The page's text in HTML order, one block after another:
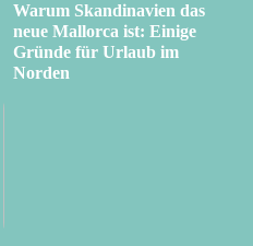
Warum Skandinavien das
neue Mallorca ist: Einige
Gründe für Urlaub im
Norden